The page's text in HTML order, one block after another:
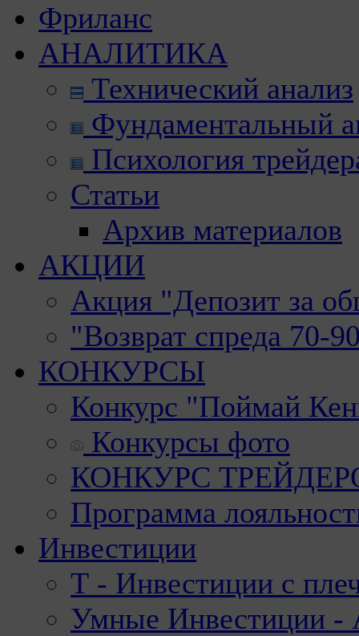
Фриланс
АНАЛИТИКА
Технический анализ
Фундаментальный
Психология
Статьи
Архив материалов
АКЦИИ
Акция "Депозит за
"Возврат спреда 70-
КОНКУРСЫ
Конкурс "Поймай
Конкурсы фото
КОНКУРС
Программа
Инвестиции
Т - Инвестиции с
Умные Инвестиции -